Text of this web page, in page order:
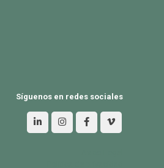
Síguenos en redes sociales